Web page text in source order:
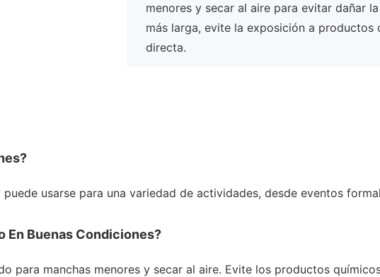
menores y secar al aire para evitar dañar
más larga, evite la exposición a
directa.
usarse para una variedad de actividades, desde eventos
En Buenas Condiciones?
para manchas menores y secar al aire. Evite los productos